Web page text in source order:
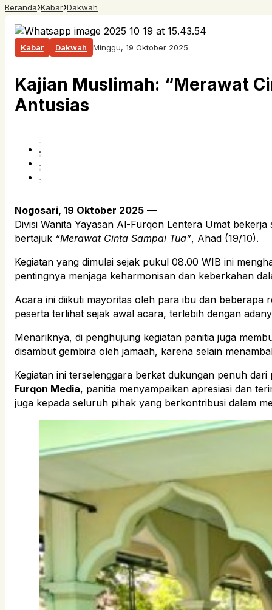
Beranda›Kabar›Dakwah
Kabar Dakwah Minggu, 19 Oktober 2025
Kajian Muslimah: “Merawat
Antusias
Nogosari, 19 Oktober 2025 —
Divisi Wanita Yayasan Al-Furqon Lentera Umat
bertajuk “Merawat Cinta Sampai Tua”, Ahad (19/10).
Kegiatan yang dimulai sejak pukul 08.00 WIB ini
pentingnya menjaga keharmonisan dan keberkahan
Acara ini diikuti mayoritas oleh para ibu dan beberapa
peserta terlihat sejak awal acara, terlebih dengan
Menariknya, di penghujung kegiatan panitia juga
disambut gembira oleh jamaah, karena selain
Kegiatan ini terselenggara berkat dukungan penuh
Furqon Media, panitia menyampaikan apresiasi dan
juga kepada seluruh pihak yang berkontribusi dalam